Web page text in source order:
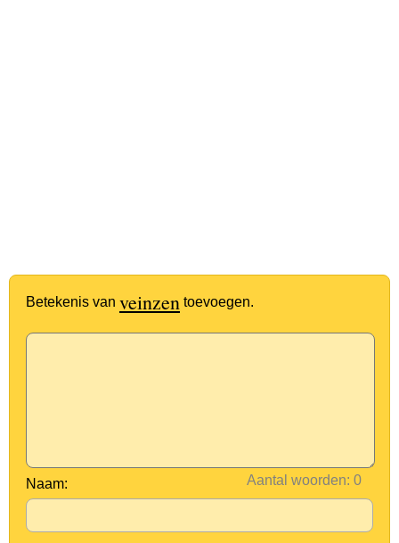
Betekenis van veinzen toevoegen.
Aantal woorden:
Naam: